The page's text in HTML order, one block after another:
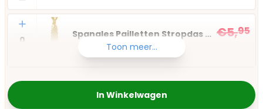
Aantal
Spangles Pailletten Stropdas Goud
Op voorraad
€5,95
Toon meer...
In Winkelwagen